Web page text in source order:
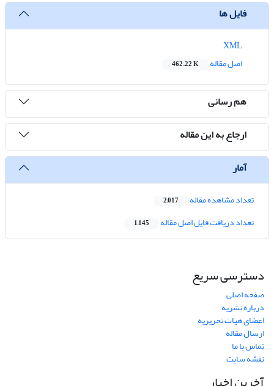
فایل ها
اصل مقاله
462.22 K
هم رسانی
ارجاع به این مقاله
آمار
تعداد مشاهده مقاله 2,017
تعداد دریافت فایل اصل مقاله 1,145
دسترسی سریع
صفحه اصلی
درباره نشریه
اعضای هیات تحریریه
ارسال مقاله
تماس با ما
نقشه سایت